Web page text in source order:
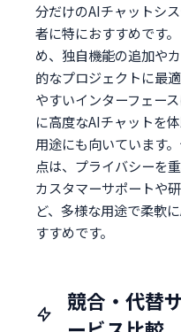
分だけのAIチャットシ
者に特におすすめです
め、独自機能の追加や
的なプロジェクトに最
やすいインターフェー
に高度なAIチャットを
用途にも向いています
点は、プライバシーを
カスタマーサポートや
ど、多様な用途で柔軟
すすめです。
競合・代替